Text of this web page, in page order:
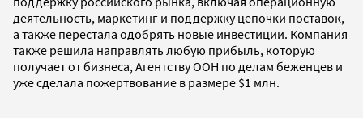
деятельность, маркетинг и поддержку цепочки поставок,
а также перестала одобрять новые инвестиции. Компания
также решила направлять любую прибыль, которую
получает от бизнеса, Агентству ООН по делам беженцев и
уже сделала пожертвование в размере $1 млн.